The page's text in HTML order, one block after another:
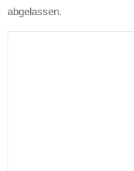
abgelassen.